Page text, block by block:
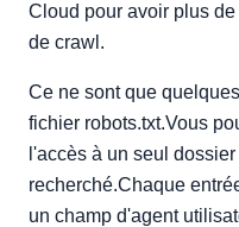
Cloud pour avoir plus
de crawl.
Ce ne sont que
fichier robots.txt.Vous
l'accès à un seul
recherché.Chaque
un champ d'agent